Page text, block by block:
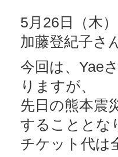
5月26日（木
加藤登紀子さ
今回は、Yae
りますが、
先日の熊本震
することとな
チケット代は